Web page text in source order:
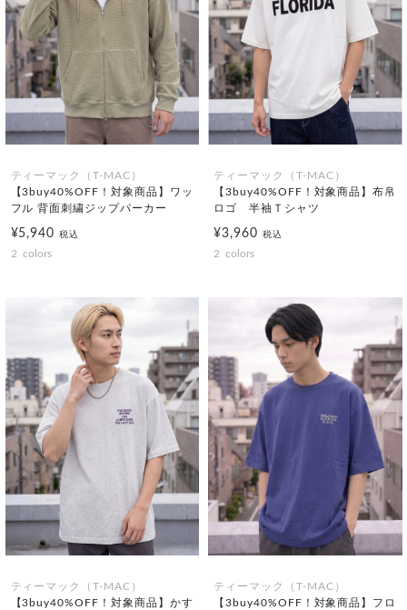
ティーマック（T-MAC）
【3buy40%OFF！対象商品】ワッ
フル 背面刺繍ジップパーカー
¥5,940税込
2 colors
ティーマック（T-MAC）
【3buy40%OFF！対象商品】布帛
ロゴ 半袖Ｔシャツ
¥3,960 税込
2 colors
ティーマック（T-MAC）
【3buy40%OFF！対象商品】かす
ティーマック（T-MAC）
【3buy40%OFF！対象商品】フロ